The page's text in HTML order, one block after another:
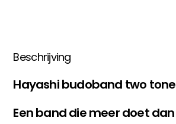
Beschrijving
Hayashi budoband two
Een band die meer doet